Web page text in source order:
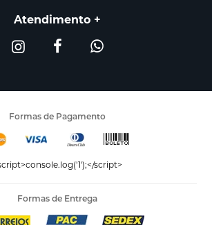
Atendimento
Formas de Pagamento
script>
Formas de Entrega